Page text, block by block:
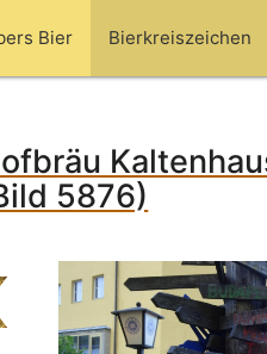
Bier Bierkreiszeichen
5876)